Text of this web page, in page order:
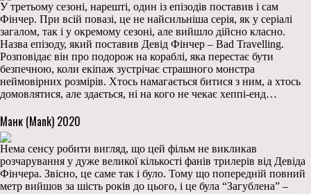
У третьому сезоні, нарешті, один із епізодів поставив і сам
Фінчер. При всій повазі, це не найсильніша серія, як у серіалі
загалом, так і у окремому сезоні, але вийшло дійсно класно.
Назва епізоду, який поставив Девід Фінчер – Bad Travelling.
Розповідає він про подорож на кораблі, яка перестає бути
безпечною, коли екіпаж зустрічає страшного монстра
неймовірних розмірів. Хтось намагається битися з ним, а хтось
домовлятися, але здається, ні на кого не чекає хеппі-енд…
Манк (Mank) 2020
Нема сенсу робити вигляд, що цей фільм не викликав
розчарування у дуже великої кількості фанів трилерів від Девіда
Фінчера. Звісно, це саме так і було. Тому що попередній повний
метр вийшов за шість років до цього, і це була “Загублена” –